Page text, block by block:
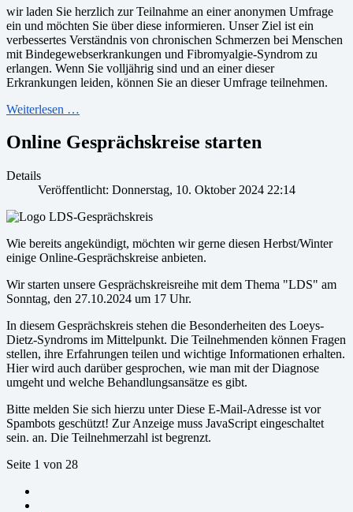
wir laden Sie herzlich zur Teilnahme an einer anonymen Umfrage
ein und möchten Sie über diese informieren. Unser Ziel ist ein
verbessertes Verständnis von chronischen Schmerzen bei Menschen
mit Bindegewebserkrankungen und Fibromyalgie-Syndrom zu
erlangen. Wenn Sie volljährig sind und an einer dieser
Erkrankungen leiden, können Sie an dieser Umfrage teilnehmen.
Weiterlesen …
Online Gesprächskreise starten
Details
Veröffentlicht: Donnerstag, 10. Oktober 2024 22:14
Wie bereits angekündigt, möchten wir gerne diesen Herbst/Winter
einige Online-Gesprächskreise anbieten.
Wir starten unsere Gesprächskreisreihe mit dem Thema "LDS" am
Sonntag, den 27.10.2024 um 17 Uhr.
In diesem Gesprächskreis stehen die Besonderheiten des Loeys-
Dietz-Syndroms im Mittelpunkt. Die Teilnehmenden können Fragen
stellen, ihre Erfahrungen teilen und wichtige Informationen erhalten.
Hier wird auch darüber gesprochen, wie man mit der Diagnose
umgeht und welche Behandlungsansätze es gibt.
Bitte melden Sie sich hierzu unterDiese E-Mail-Adresse ist vor
Spambots geschützt! Zur Anzeige muss JavaScript eingeschaltet
sein. an. Die Teilnehmerzahl ist begrenzt.
Seite 1 von 28